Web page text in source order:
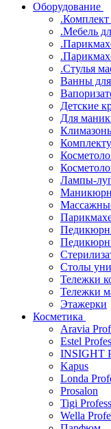
Оборудование
.Комплект
.Мебель
.Стулья
Ванны
Детские
Для
Лампы-
Столы
Тележки
Тележки
Этажерки
Косметика
Aravia
Estel
INSIGHT
Kapus
Londa
Prosalon
Tigi
Wella